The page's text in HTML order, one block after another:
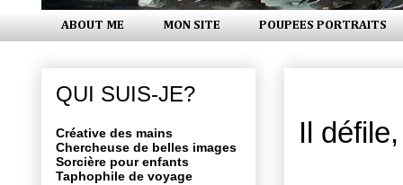
ABOUT ME MON SITE POUPEES PORTRAITS
Il
QUI SUIS-JE?
Créative des mains
Chercheuse de belles images
Sorcière pour enfants
Taphophile de voyage